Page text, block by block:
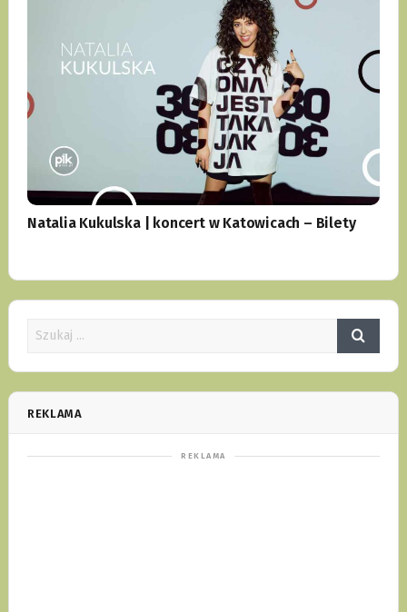
Natalia Kukulska | koncert w Katowicach – Bilety
REKLAMA